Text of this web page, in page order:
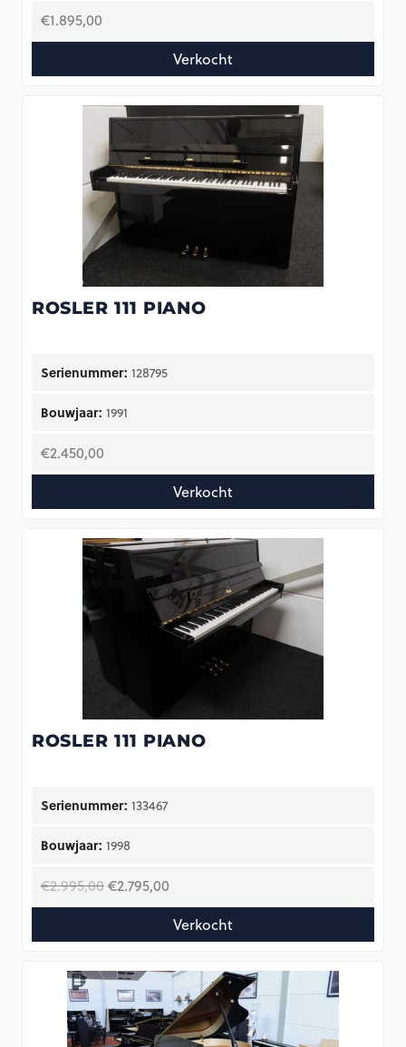
€1.895,00
Verkocht
ROSLER 111 PIANO
Serienummer: 128795
Bouwjaar: 1991
€2.450,00
Verkocht
ROSLER 111 PIANO
Serienummer: 133467
Bouwjaar: 1998
€2.995,00Oorspronkelijke
prijs
was:
€2.995,00.
€2.795,00
prijs
is:
€2.795,00.
Verkocht